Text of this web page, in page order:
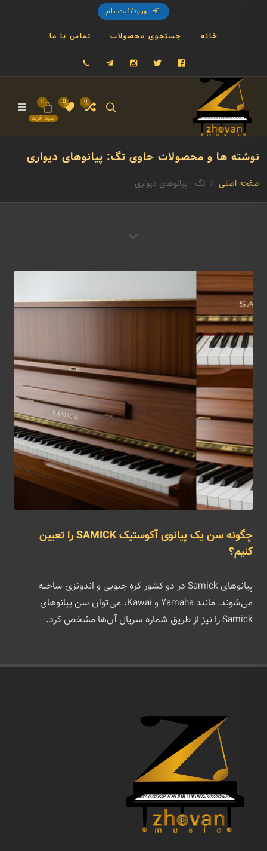
ورود/ثبت نام
خانه جستجوی محصولات تماس با ما
فیسبوک توییتر اینستاگرام تلگرام
0
0
سبد خرید
0
نوشته ها و محصولات حاوی تگ: پیانوهای دیواری
صفحه اصلی تگ - پیانوهای دیواری
چگونه سن یک پیانوی آکوستیک SAMICK را تعیین
کنیم؟
پیانوهای Samick در دو کشور کره جنوبی و اندونزی ساخته
می‌شوند. مانند Yamaha و Kawai، می‌توان سن پیانوهای
Samick را نیز از طریق شماره سریال آن‌ها مشخص کرد.